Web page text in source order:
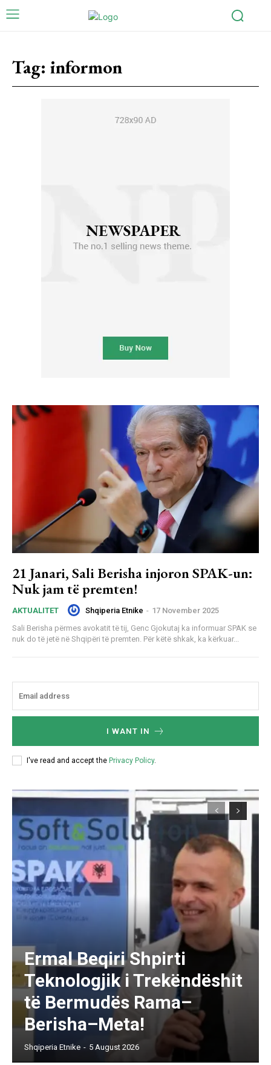
Tag: informon
21 Janari, Sali Berisha injoron SPAK-un:
Nuk jam të premten!
AKTUALITET Shqiperia Etnike - 17 November 2025
Sali Berisha përmes avokatit të tij, Genc Gjokutaj ka informuar SPAK se
nuk do të jetë në Shqipëri të premten. Për këtë shkak, ka kërkuar...
I WANT IN
I've read and accept the Privacy Policy.
Ermal Beqiri Shpirti
Teknologjik i Trekëndëshit
të Bermudës Rama–
Berisha–Meta!
Shqiperia Etnike - 5 August 2026